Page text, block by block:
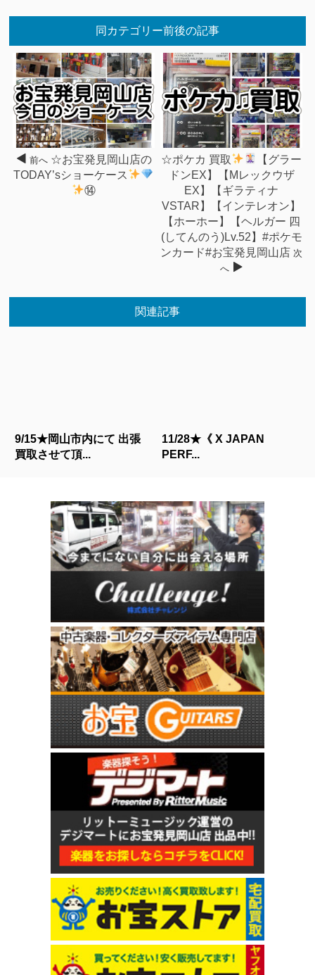
同カテゴリー前後の記事
前へ ☆お宝発見岡山店の
TODAY’sショーケース
⑭
☆ポケカ 買取
【グラー
ドンEX】【Mレックウザ
EX】【ギラティナ
VSTAR】【インテレオン】
【ホーホー】【ヘルガー 四
(してんのう)Lv.52】#ポケモ
ンカード#お宝発見岡山店 次
へ
関連記事
9/15★岡山市内にて 出張
買取させて頂...
11/28★《 X JAPAN
PERF...